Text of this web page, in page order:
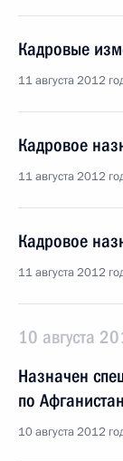
Кадровые
11 августа 2012
Кадровое
11 августа 2012
Кадровое
11 августа 2012
10 августа
Назначен
по
10 августа 2012